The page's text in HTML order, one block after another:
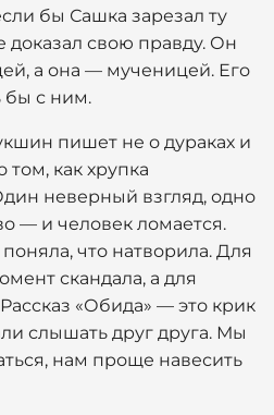
бы Сашка зарезал ту
свою правду. Он
а она — мученицей. Его
бы с ним.
пишет не о дураках и
том, как хрупка
неверный взгляд, одно
— и человек ломается.
что натворила. Для
скандала, а для
«Обида» — это крик
слышать друг друга. Мы
нам проще навесить